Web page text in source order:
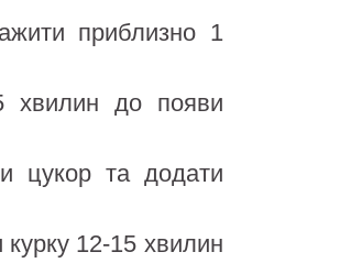
приблизно 1
хвилин до появи
цукор та додати
курку 12-15 хвилин